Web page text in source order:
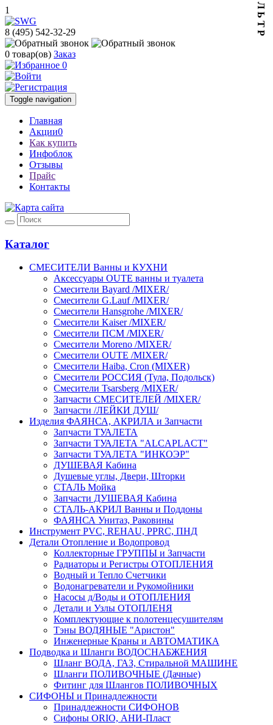
1
8 (495) 542-32-29
0 товар(ов) Заказ
0
Toggle navigation
Главная
Акции0
Как купить
Инфоблок
Отзывы
Прайс
Контакты
Каталог
СМЕСИТЕЛИ Ванны и КУХНИ
Аксессуары OUTE ванны и туалета
Смесители Bayard /MIXER/
Смесители G.Lauf /MIXER/
Смесители Hansgrohe /MIXER/
Смесители Kaiser /MIXER/
Смесители ПСМ /MIXER/
Смесители Moreno /MIXER/
Смесители OUTE /MIXER/
Смесители Haiba, Cron (MIXER)
Смесители РОССИЯ (Тула, Подольск)
Смесители Tsarsberg /MIXER/
Запчасти СМЕСИТЕЛЕЙ /MIXER/
Запчасти /ЛЕЙКИ ДУШ/
Изделия ФАЯНСА, АКРИЛА и Запчасти
Запчасти ТУАЛЕТА
Запчасти ТУАЛЕТА "ALCAPLACT"
Запчасти ТУАЛЕТА "ИНКОЭР"
ДУШЕВАЯ Кабина
Душевые углы, Двери, Шторки
СТАЛЬ Мойка
Запчасти ДУШЕВАЯ Кабина
СТАЛЬ-АКРИЛ Ванны и Поддоны
ФАЯНСА Унитаз, Раковины
Инструмент PVC, REHAU, PPRC, ПНД
Детали Отопление и Водопровод
Коллекторные ГРУППЫ и Запчасти
Радиаторы и Регистры ОТОПЛЕНИЯ
Водный и Тепло Счетчики
Водонагреватели и Рукомойники
Насосы д/Воды и ОТОПЛЕНИЯ
Детали и Узлы ОТОПЛЕНЯ
Комплектующие к полотенцесушителям
Тэны ВОДЯНЫЕ "Аристон"
Инженерные Краны и АВТОМАТИКА
Подводка и Шланги ВОДОСНАБЖЕНИЯ
Шланг ВОДА, ГАЗ, Стиральной МАШИНЕ
Шланги ПОЛИВОЧНЫЕ (Дачные)
Фитинг для Шлангов ПОЛИВОЧНЫХ
СИФОНЫ и Принадлежности
Принадлежности СИФОНОВ
Сифоны ORIO, АНИ-Пласт